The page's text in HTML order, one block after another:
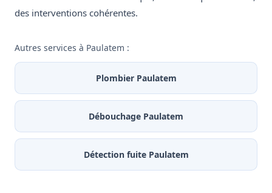
des interventions cohérentes.
Autres services à Paulatem :
Plombier Paulatem
Débouchage Paulatem
Détection fuite Paulatem